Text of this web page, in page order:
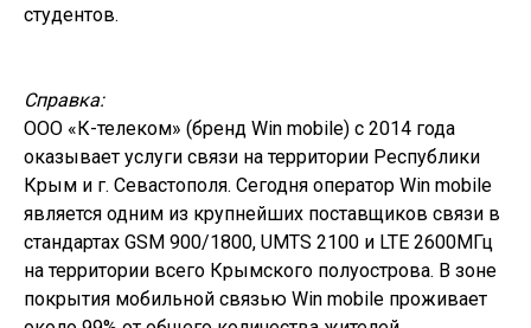
студентов.
Справка:
ООО «К-телеком» (бренд Win mobile) с 2014 года
оказывает услуги связи на территории Республики
Крым и г. Севастополя. Сегодня оператор Win mobile
является одним из крупнейших поставщиков связи в
стандартах GSM 900/1800, UMTS 2100 и LTE 2600МГц
на территории всего Крымского полуострова. В зоне
покрытия мобильной связью Win mobile проживает